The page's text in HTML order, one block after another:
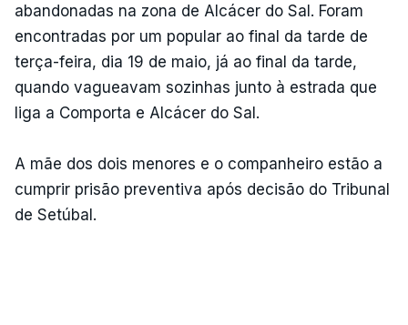
abandonadas na zona de Alcácer do Sal. Foram
encontradas por um popular ao final da tarde de
terça-feira, dia 19 de maio, já ao final da tarde,
quando vagueavam sozinhas junto à estrada que
liga a Comporta e Alcácer do Sal.
A mãe dos dois menores e o companheiro estão a
cumprir prisão preventiva após decisão do Tribunal
de Setúbal.